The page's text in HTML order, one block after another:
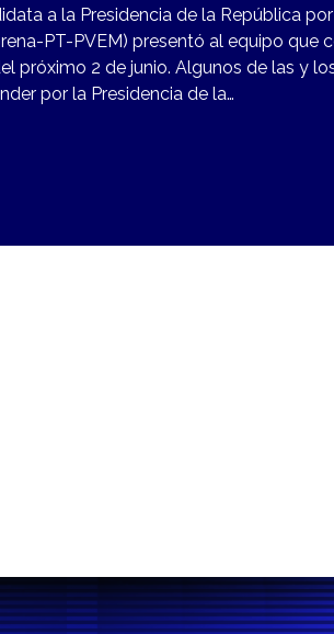
Contacto
a la Presidencia de la República
PT-PVEM) presentó al equipo que
próximo 2 de junio. Algunos de las y
por la Presidencia de la…